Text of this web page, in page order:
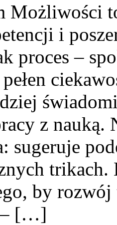
Możliwości
i
proces –
z nauką.
sugeruje
by
– […]